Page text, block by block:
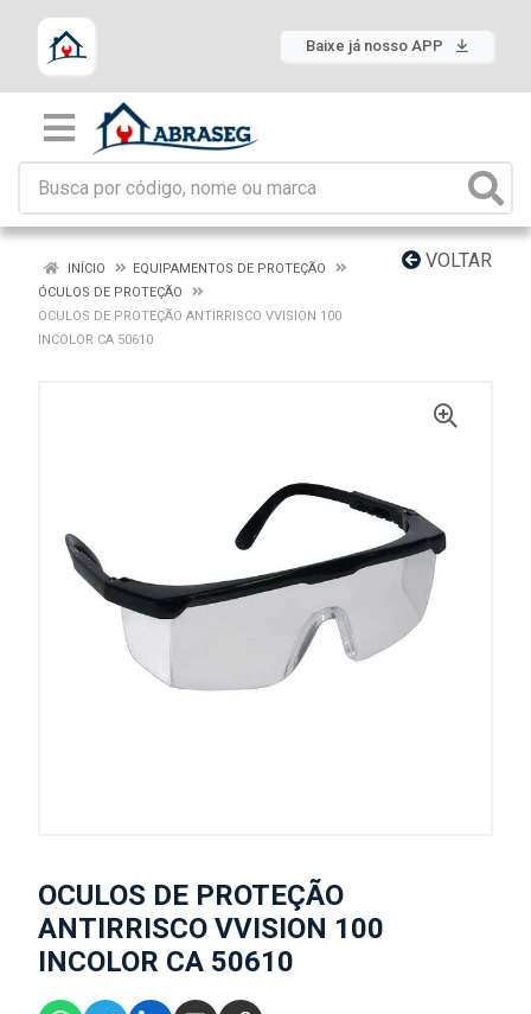
Baixe já nosso APP
VOLTAR
INÍCIO
EQUIPAMENTOS DE PROTEÇÃO
ÓCULOS DE PROTEÇÃO
OCULOS DE PROTEÇÃO ANTIRRISCO VVISION 100
INCOLOR CA 50610
OCULOS DE PROTEÇÃO
ANTIRRISCO VVISION 100
INCOLOR CA 50610